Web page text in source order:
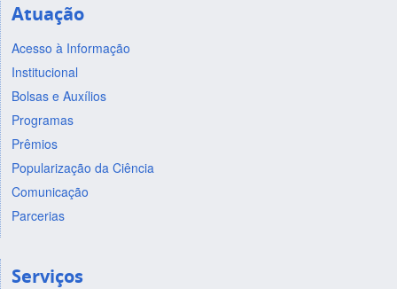
Atuação
Acesso à Informação
Institucional
Bolsas e Auxílios
Programas
Prêmios
Popularização da Ciência
Comunicação
Parcerias
Serviços